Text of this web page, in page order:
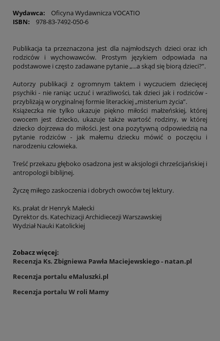
Wydawca:
Oficyna Wydawnicza VOCATIO
ISBN:
978-83-7492-050-6
Publikacja ta przeznaczona jest dla najmłodszych dzieci oraz ich
rodziców i wychowawców. Prostym językiem odpowiada na
podstawowe i często zadawane pytanie „...a skąd się biorą dzieci?”.
Autorzy publikacji z ogromnym taktem i wyczuciem dziecięcej
psychiki - nie raniąc uczuć i wrażliwości, tak dzieci jak i rodziców -
przybliżają w oryginalnej formie literackiej „misterium życia”.
Książeczka nie tylko ukazuje piękno miłości małżeńskiej, której
owocem jest dziecko, ukazuje także wartość rodziny, w której
dziecko dojrzewa do miłości. Jest ona pozytywną odpowiedzią na
pytanie rodziców - jak małemu dziecku mówić o poczęciu i
narodzeniu człowieka.
Treść przekazu głęboko osadzona jest w aksjologii chrześcijańskiej i
antropologii biblijnej.
Życzę miłego zaskoczenia i dobrych owoców tej lektury.
Ks. prałat dr Henryk Małecki
Dyrektor ds. Katechizacji Archidiecezji Warszawskiej
Wydział Nauki Katolickiej
Zobacz więcej:
Recenzja Ks. Zbigniewa Pawła Maciejewskiego - natan.pl
Recenzja portalu eMaluszki.pl
Recenzja portalu W roli Mamy